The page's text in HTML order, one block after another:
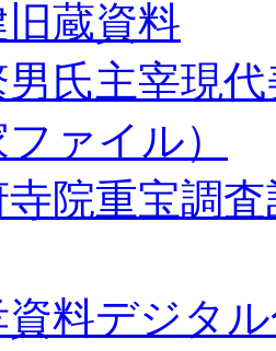
蔵資料
氏主宰現
ファイル）
院重宝調
資料デジタ